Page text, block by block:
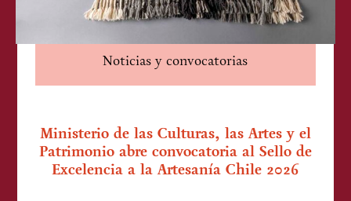
Noticias y convocatorias
Ministerio de las Culturas, las Artes y el
Patrimonio abre convocatoria al Sello de
Excelencia a la Artesanía Chile 2026